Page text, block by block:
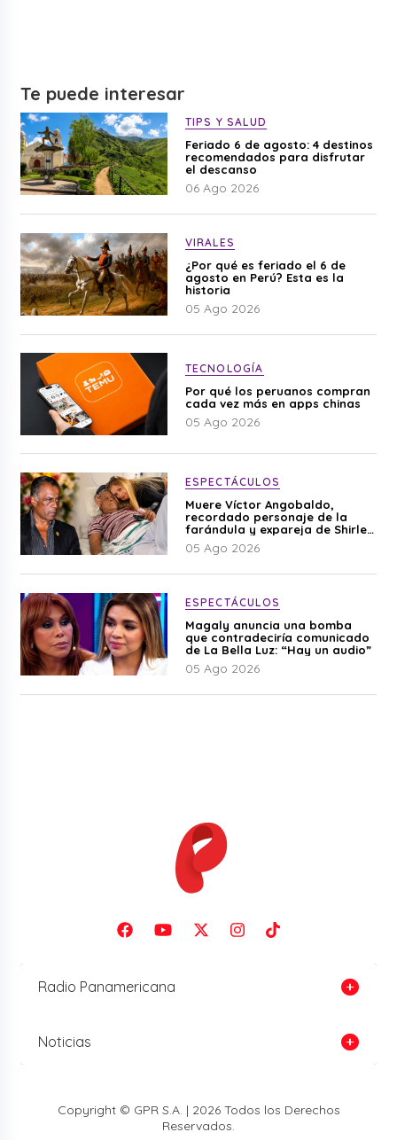
Te puede interesar
TIPS Y SALUD
Feriado 6 de agosto: 4 destinos
recomendados para disfrutar
el descanso
06 Ago 2026
VIRALES
¿Por qué es feriado el 6 de
agosto en Perú? Esta es la
historia
05 Ago 2026
TECNOLOGÍA
Por qué los peruanos compran
cada vez más en apps chinas
05 Ago 2026
ESPECTÁCULOS
Muere Víctor Angobaldo,
recordado personaje de la
farándula y expareja de Shirley
Cherres
05 Ago 2026
ESPECTÁCULOS
Magaly anuncia una bomba
que contradeciría comunicado
de La Bella Luz: “Hay un audio”
05 Ago 2026
Radio Panamericana
Noticias
Copyright © GPR S.A. | 2026 Todos los Derechos
Reservados.